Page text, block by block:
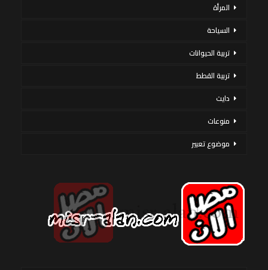
المرأة
السياحة
تربية الحيوانات
تربية القطط
دايت
منوعات
موضوع تعبير